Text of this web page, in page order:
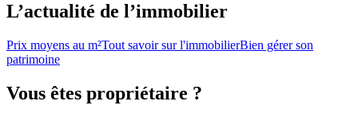
L’actualité de l’immobilier
Prix moyens au m²Tout savoir sur l'immobilierBien gérer son
patrimoine
Vous êtes propriétaire ?